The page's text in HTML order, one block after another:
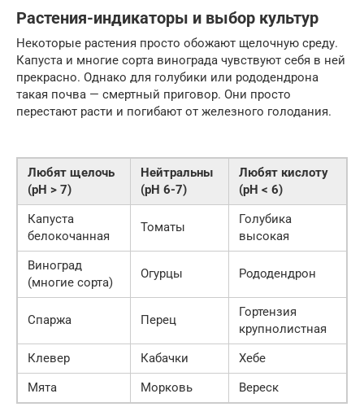
Растения-индикаторы и выбор культур
Некоторые растения просто обожают щелочную среду.
Капуста и многие сорта винограда чувствуют себя в ней
прекрасно. Однако для голубики или рододендрона
такая почва — смертный приговор. Они просто
перестают расти и погибают от железного голодания.
Любят щелочь
(pH > 7)
Нейтральны
(pH 6-7)
Любят кислоту
(pH < 6)
Капуста
белокочанная
Томаты
Голубика
высокая
Виноград
(многие сорта)
Огурцы Рододендрон
Спаржа Перец
Гортензия
крупнолистная
Клевер
Кабачки
Хебе
Мята
Морковь Вереск